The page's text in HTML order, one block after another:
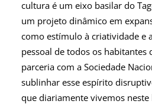
cultura é um eixo basilar do
um projeto dinâmico em
como estímulo à criatividade e
pessoal de todos os habitantes
parceria com a Sociedade
sublinhar esse espírito
que diariamente vivemos neste